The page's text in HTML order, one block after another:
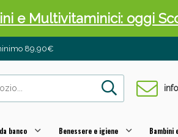
89,90€
banco Benessere e igiene Bambini
e Multivitaminici: oggi